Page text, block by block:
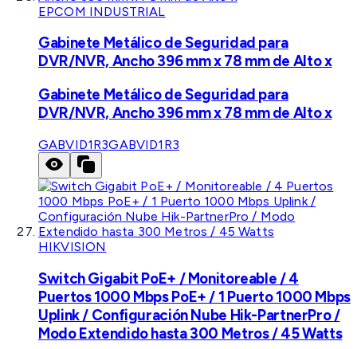
EPCOM INDUSTRIAL
Gabinete Metálico de Seguridad para
DVR/NVR, Ancho 396 mm x 78 mm de Alto x
Gabinete Metálico de Seguridad para
DVR/NVR, Ancho 396 mm x 78 mm de Alto x
GABVID1R3GABVID1R3
HIKVISION
Switch Gigabit PoE+ / Monitoreable / 4
Puertos 1000 Mbps PoE+ / 1 Puerto 1000 Mbps
Uplink / Configuración Nube Hik-PartnerPro /
Modo Extendido hasta 300 Metros / 45 Watts